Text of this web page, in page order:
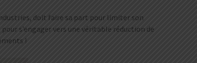
doit faire sa part pour limiter son
s’engager vers une véritable réduction de
!